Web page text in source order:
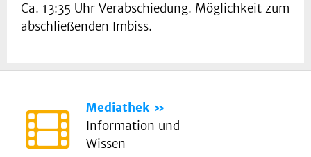
Ca. 13:35 Uhr Verabschiedung. Möglichkeit zum
abschließenden Imbiss.
Mediathek
Information und
Wissen